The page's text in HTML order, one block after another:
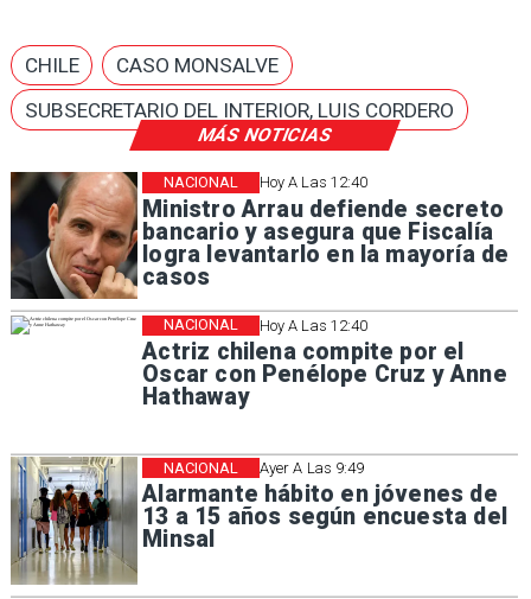
MÁS NOTICIAS
Hoy A Las 12:40
Ministro Arrau defiende secreto
bancario y asegura que Fiscalía
logra levantarlo en la mayoría de
casos
NACIONAL
Hoy A Las 12:40
Actriz chilena compite por el
Oscar con Penélope Cruz y Anne
Hathaway
NACIONAL
Ayer A Las 9:49
Alarmante hábito en jóvenes de
13 a 15 años según encuesta del
Minsal
NACIONAL
CHILE
CASO MONSALVE
SUBSECRETARIO DEL INTERIOR, LUIS CORDERO